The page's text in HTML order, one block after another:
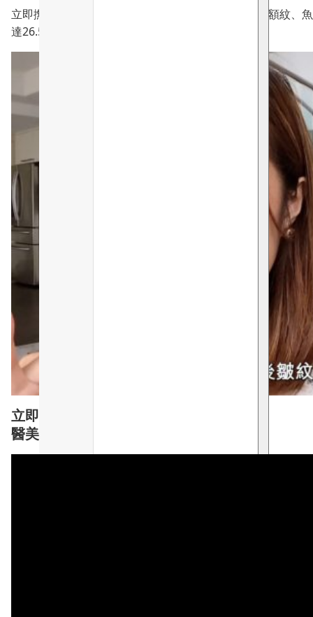
立即撫平皺紋，減少皺紋體積和填補皺紋深度，包括額紋、
達26.5%*
立即重溫 🔴LIVE介紹🔴
醫美級抗皺諾加因子逆時針